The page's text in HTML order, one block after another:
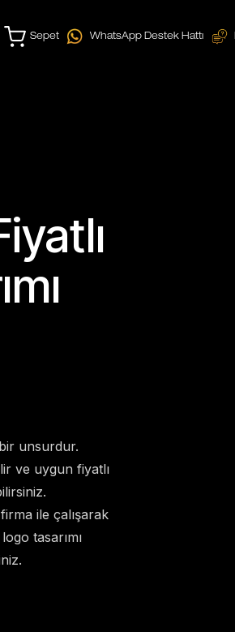
Sepet WhatsApp Destek Hattı
unsurdur.
ve uygun fiyatlı
ile çalışarak
tasarımı